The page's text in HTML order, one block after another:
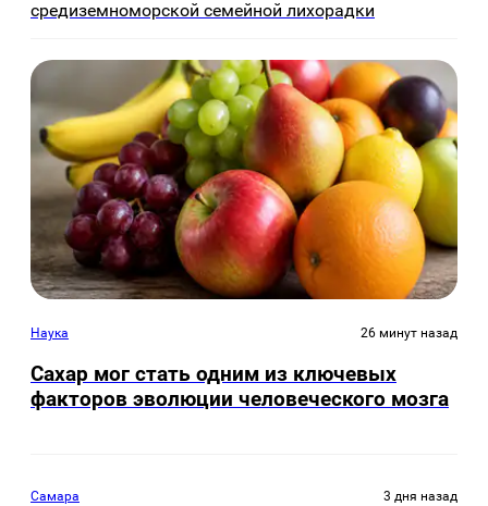
средиземноморской семейной лихорадки
Наука 26 минут назад
Сахар мог стать одним из ключевых
факторов эволюции человеческого мозга
Самара 3 дня назад